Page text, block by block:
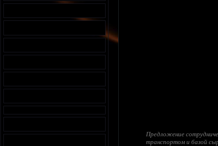
Предложение
транспортом и базой